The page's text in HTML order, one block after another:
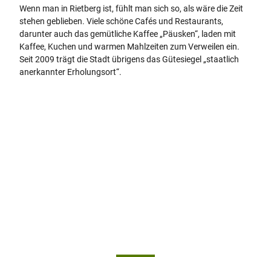
Wenn man in Rietberg ist, fühlt man sich so, als wäre die Zeit
stehen geblieben. Viele schöne Cafés und Restaurants,
darunter auch das gemütliche Kaffee „Päusken“, laden mit
Kaffee, Kuchen und warmen Mahlzeiten zum Verweilen ein.
Seit 2009 trägt die Stadt übrigens das Gütesiegel „staatlich
anerkannter Erholungsort“.